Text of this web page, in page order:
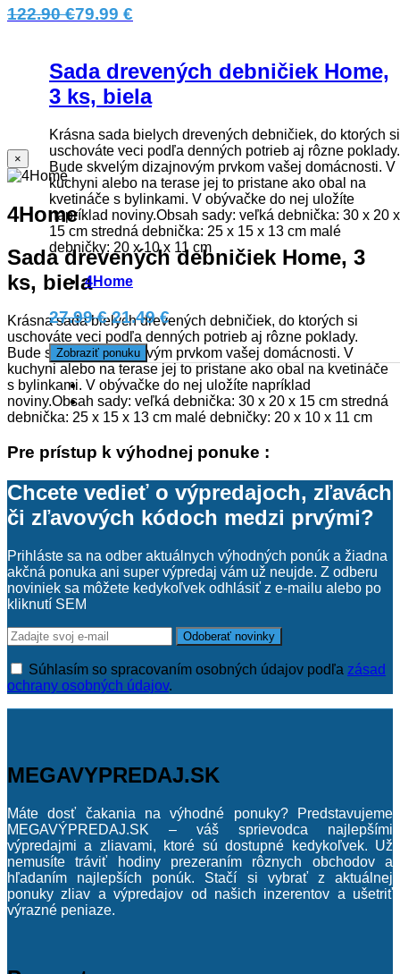
122.90 €79.99 €
Sada drevených debničiek Home,
3 ks, biela
Krásna sada bielych drevených debničiek, do ktorých si
uschováte veci podľa denných potrieb aj rôzne poklady.
Bude skvelým dizajnovým prvkom vašej domácnosti. V
kuchyni alebo na terase jej to pristane ako obal na
kvetináče s bylinkami. V obývačke do nej uložíte
napríklad noviny.Obsah sady: veľká debnička: 30 x 20 x
15 cm stredná debnička: 25 x 15 x 13 cm malé
debničky: 20 x 10 x 11 cm
4Home
27.99 € 21.49 €
Zobraziť ponuku
×
4Home
Sada drevených debničiek Home, 3
ks, biela
Krásna sada bielych drevených debničiek, do ktorých si
uschováte veci podľa denných potrieb aj rôzne poklady.
Bude skvelým dizajnovým prvkom vašej domácnosti. V
kuchyni alebo na terase jej to pristane ako obal na kvetináče
s bylinkami. V obývačke do nej uložíte napríklad
noviny.Obsah sady: veľká debnička: 30 x 20 x 15 cm stredná
debnička: 25 x 15 x 13 cm malé debničky: 20 x 10 x 11 cm
Pre prístup k výhodnej ponuke :
Chcete vedieť o výpredajoch, zľavách
či zľavových kódoch medzi prvými?
Prihláste sa na odber aktuálnych výhodných ponúk a žiadna
akčná ponuka ani super výpredaj vám už neujde. Z odberu
noviniek sa môžete kedykoľvek odhlásiť z e-mailu alebo po
kliknutí SEM
Súhlasím so spracovaním osobných údajov podľa zásad
ochrany osobných údajov.
MEGAVYPREDAJ.SK
Máte dosť čakania na výhodné ponuky? Predstavujeme
MEGAVÝPREDAJ.SK – váš sprievodca najlepšími
výpredajmi a zliavami, ktoré sú dostupné kedykoľvek. Už
nemusíte tráviť hodiny prezeraním rôznych obchodov a
hľadaním najlepších ponúk. Stačí si vybrať z aktuálnej
ponuky zliav a výpredajov od našich inzerentov a ušetriť
výrazné peniaze.